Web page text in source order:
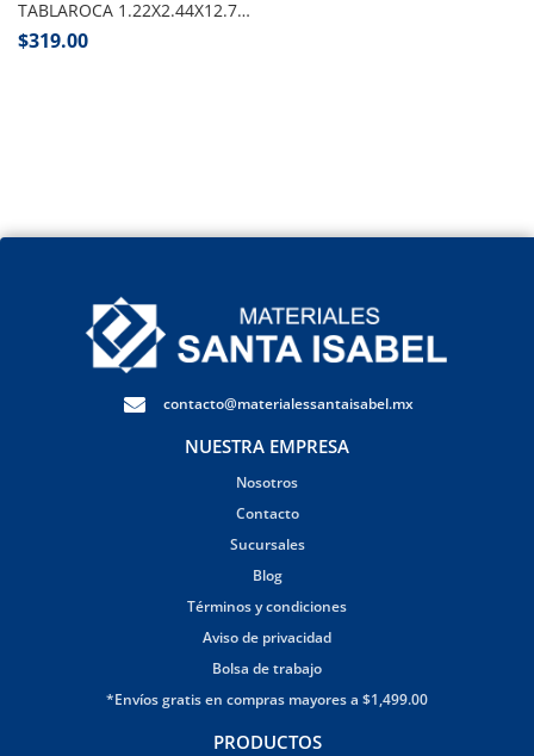
TABLAROCA 1.22X2.44X12.7 MM
$319.00
contacto@materialessantaisabel.mx
NUESTRA EMPRESA
Nosotros
Contacto
Sucursales
Blog
Términos y condiciones
Aviso de privacidad
Bolsa de trabajo
*Envíos gratis en compras mayores a $1,499.00
PRODUCTOS